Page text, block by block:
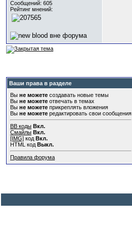
Сообщений: 605
Рейтинг мнений:
Ваши права в разделе
Вы не можете создавать новые темы
Вы не можете отвечать в темах
Вы не можете прикреплять вложения
Вы не можете редактировать свои сообщения
BB коды Вкл.
Смайлы Вкл.
[IMG] код Вкл.
HTML код Выкл.
Правила форума